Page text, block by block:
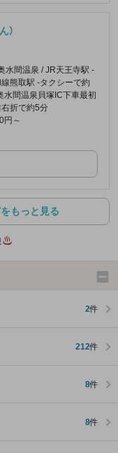
）
水間温泉 / JR天王寺駅 -
熊取駅 -タクシーで約
水間温泉貝塚IC下車最初
折で約5分
円～
もっと見る
2件
212件
8件
8件